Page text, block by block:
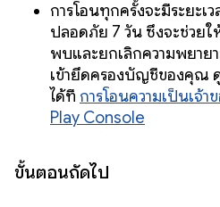
การโอนทุกครั้งจะมีระยะเ
ปลอดภัย 7 วัน ซึ่งจะช่วย
พบและยกเลิกความพยาย
เข้ายึดครองบัญชีของคุณ
ได้ที่ การโอนความเป็นเ
Play Console
ขั้นตอนถัดไป